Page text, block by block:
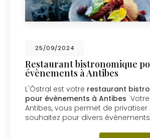
25/09/2024
Restaurant bistronomique
évènements à Antibes
L'Ôstral est votre restaurant
pour évènements à Antibes
Antibes, vous permet de privatiser
souhaitez pour divers